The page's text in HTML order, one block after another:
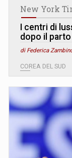
New York
I centri di
dopo il parto
di Federica
COREA DEL SUD